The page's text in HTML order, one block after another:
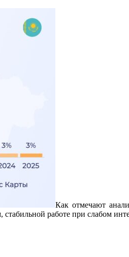
Как отмечают
работе при слабом